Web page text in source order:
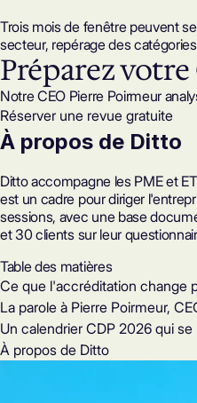
Trois mois de fenêtre peuvent
secteur, repérage des
Préparez
Notre CEO Pierre Poirmeur
Réserver une revue gratuite
À propos de Ditto
Ditto accompagne les PME et
est un cadre pour diriger
sessions, avec une base
et 30 clients sur leur
Table des matières
Ce que l'accréditation change
La parole à Pierre Poirmeur,
Un calendrier CDP 2026 qui se
À propos de Ditto